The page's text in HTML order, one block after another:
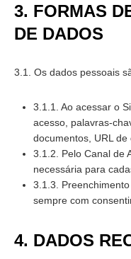
3. FORMAS
DE DADOS
3.1. Os dados pessoais
3.1.1. Ao acessar o
acesso, palavras-
documentos, URL de
3.1.2. Pelo Canal de
necessária para
3.1.3.
sempre com
4. DADOS